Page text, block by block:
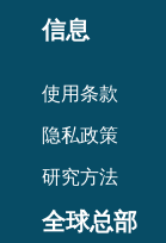
信息
使用条款
隐私政策
研究方法
全球总部